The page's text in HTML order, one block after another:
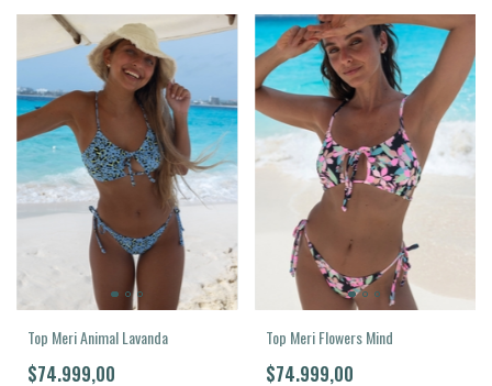
Top Meri Animal Lavanda
$74.999,00
Top Meri Flowers Mind
$74.999,00